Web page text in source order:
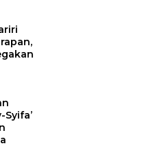
Syifa’